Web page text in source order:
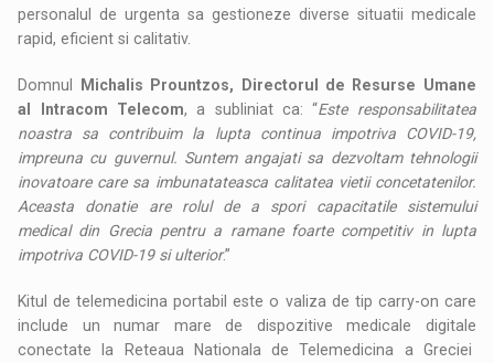
personalul de urgenta sa gestioneze diverse situatii medicale
rapid, eficient si calitativ.
Domnul
Michalis Prountzos, Directorul de Resurse Umane
al Intracom Telecom, a subliniat ca: “Este responsabilitatea
noastra sa contribuim la lupta continua impotriva COVID-19,
impreuna cu guvernul. Suntem angajati sa dezvoltam tehnologii
inovatoare care sa imbunatateasca calitatea vietii concetatenilor.
Aceasta donatie are rolul de a spori capacitatile sistemului
medical din Grecia pentru a ramane foarte competitiv in lupta
impotriva COVID-19 si ulterior.”
Kitul de telemedicina portabil este o valiza de tip carry-on care
include un numar mare de dispozitive medicale digitale
conectate la Reteaua Nationala de Telemedicina a Greciei